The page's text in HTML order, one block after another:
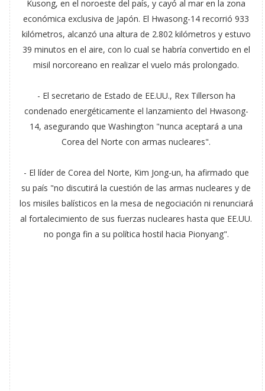
Kusong, en el noroeste del país, y cayó al mar en la zona
económica exclusiva de Japón. El Hwasong-14 recorrió 933
kilómetros, alcanzó una altura de 2.802 kilómetros y estuvo
39 minutos en el aire, con lo cual se habría convertido en el
misil norcoreano en realizar el vuelo más prolongado.
- El secretario de Estado de EE.UU., Rex Tillerson ha
condenado energéticamente el lanzamiento del Hwasong-
14, asegurando que Washington "nunca aceptará a una
Corea del Norte con armas nucleares".
- El líder de Corea del Norte, Kim Jong-un, ha afirmado que
su país "no discutirá la cuestión de las armas nucleares y de
los misiles balísticos en la mesa de negociación ni renunciará
al fortalecimiento de sus fuerzas nucleares hasta que EE.UU.
no ponga fin a su política hostil hacia Pionyang".